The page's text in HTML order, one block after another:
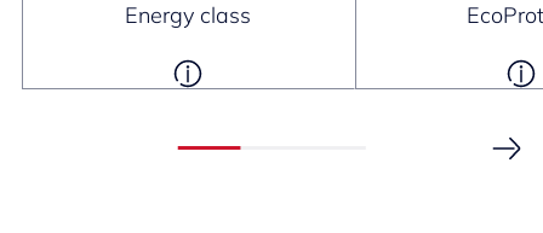
Energy class